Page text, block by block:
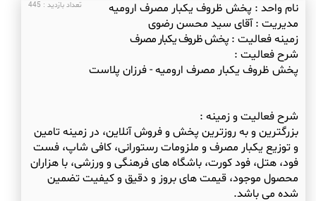
تعداد بازدید : 445 نام واحد :پخش ظروف یکبار مصرف ارومیه
مدیریت :آقای سید محسن رضوی
زمینه فعالیت :پخش ظروف یکبار مصرف
شرح فعالیت :
بزرگترین و به روزترین پخش و فروش آنلاین، در زمینه تامین
و توزیع یکبار مصرف و ملزومات رستورانی، کافی شاپ، فست
فود، هتل، فود کورت، باشگاه های فرهنگی و ورزشی، با هزاران
محصول موجود، قیمت های بروز و دقیق و کیفیت تضمین